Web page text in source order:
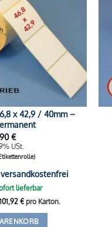
x 42,9 / 40mm –
€
USt.
lieferbar
101,92 €pro Karton.